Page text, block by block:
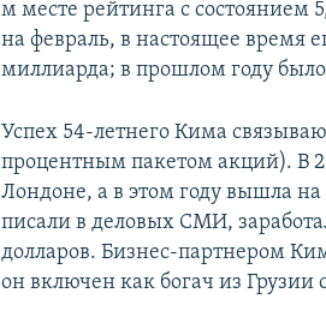
м месте рейтинга с состоянием
на февраль, в настоящее время
миллиарда; в прошлом году
Успех 54-летнего Кима
процентным пакетом акций). В
Лондоне, а в этом году вышла
писали в деловых СМИ,
долларов. Бизнес-партнером
он включен как богач из Грузии